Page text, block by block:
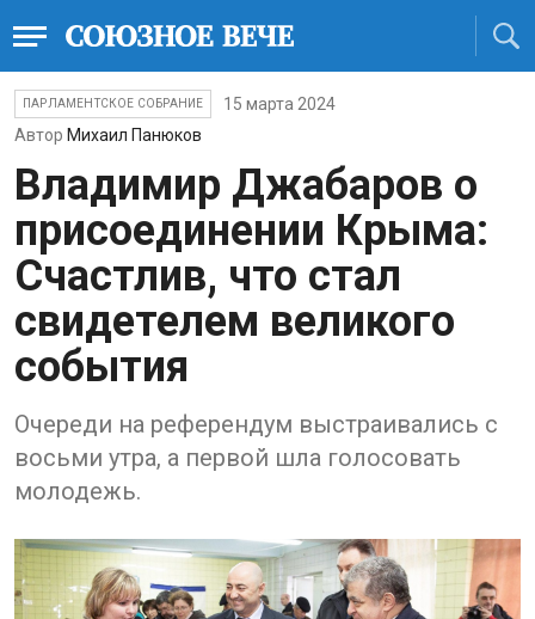
ПАРЛАМЕНТСКОЕ СОБРАНИЕ
15 марта 2024
Автор Михаил Панюков
Владимир Джабаров о
присоединении Крыма:
Счастлив, что стал
свидетелем великого
события
Очереди на референдум выстраивались с
восьми утра, а первой шла голосовать
молодежь.